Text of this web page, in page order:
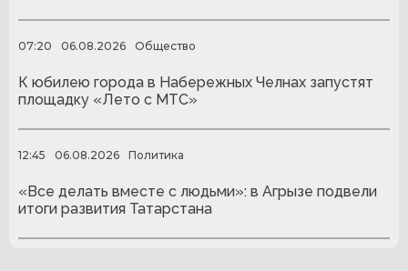
07:20 06.08.2026 Общество
К юбилею города в Набережных Челнах запустят
площадку «Лето с МТС»
12:45 06.08.2026 Политика
«Все делать вместе с людьми»: в Агрызе подвели
итоги развития Татарстана